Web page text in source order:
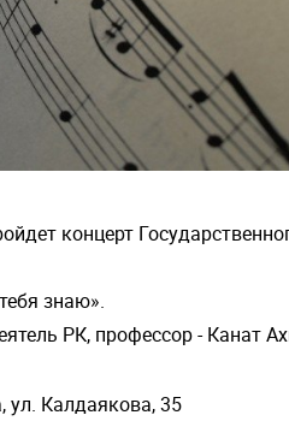
концерт
знаю».
РК, профессор - Канат
Калдаякова, 35